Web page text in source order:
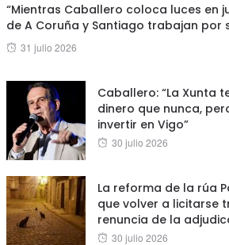
“Mientras Caballero coloca luces en
de A Coruña y Santiago trabajan por
Posted
31 julio 2026
Caballero: “La Xunta
dinero que nunca,
invertir en Vigo”
Posted
30 julio 2026
La reforma de la rúa
que volver a licitarse
renuncia de la
Posted
30 julio 2026